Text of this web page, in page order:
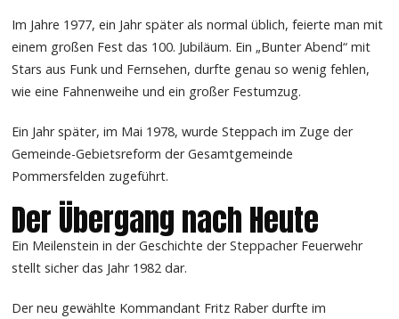
Im Jahre 1977, ein Jahr später als normal üblich, feierte man mit
einem großen Fest das 100. Jubiläum. Ein „Bunter Abend“ mit
Stars aus Funk und Fernsehen, durfte genau so wenig fehlen,
wie eine Fahnenweihe und ein großer Festumzug.
Ein Jahr später, im Mai 1978, wurde Steppach im Zuge der
Gemeinde-Gebietsreform der Gesamtgemeinde
Pommersfelden zugeführt.
Der Übergang nach Heute
Ein Meilenstein in der Geschichte der Steppacher Feuerwehr
stellt sicher das Jahr 1982 dar.
Der neu gewählte Kommandant Fritz Raber durfte im